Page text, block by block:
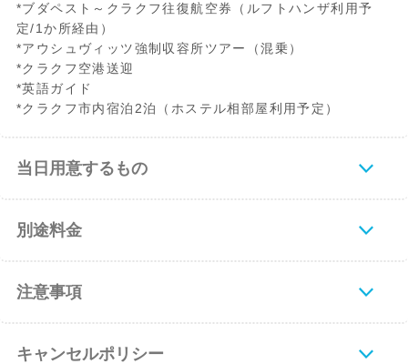
*ブダペスト～クラクフ往復航空券（ルフトハンザ利用予
定/1か所経由）
*アウシュヴィッツ強制収容所ツアー（混乗）
*クラクフ空港送迎
*英語ガイド
*クラクフ市内宿泊2泊（ホステル相部屋利用予定）
当日用意するもの
別途料金
注意事項
キャンセルポリシー